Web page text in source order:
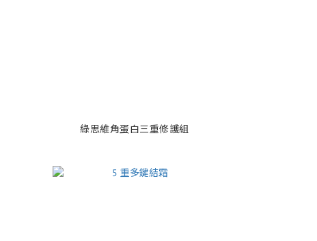
綠思維角蛋白三重修護組